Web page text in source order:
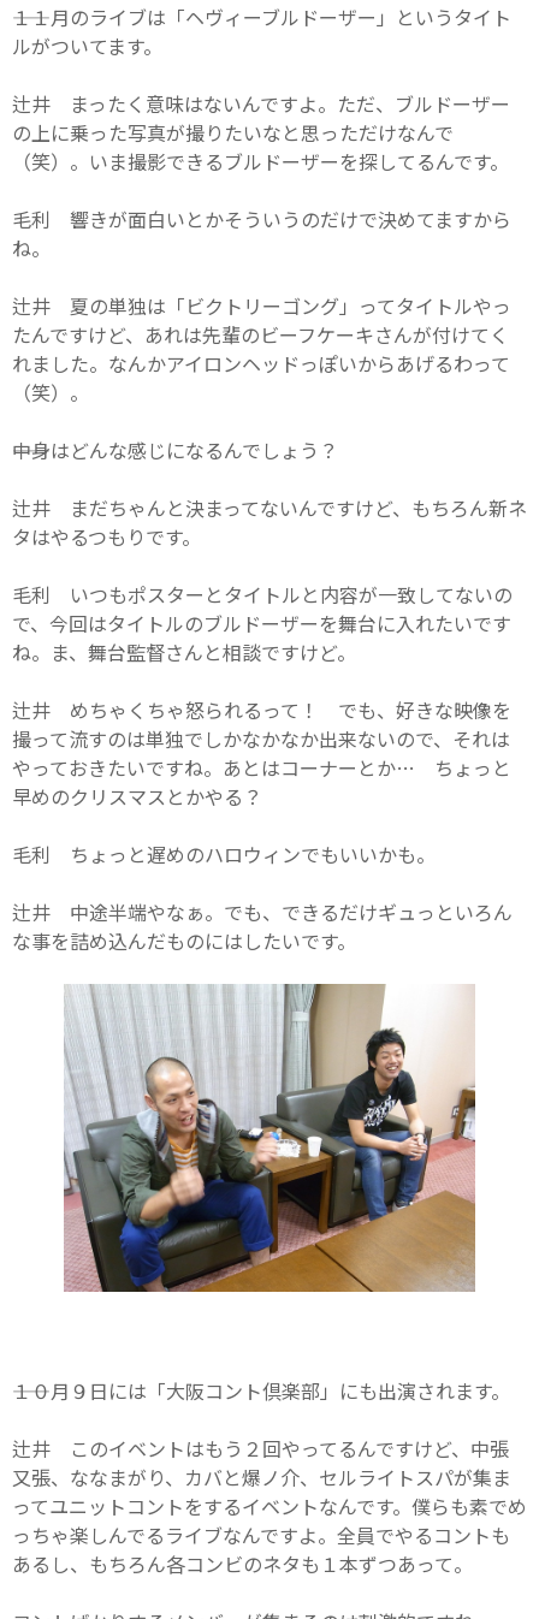
――１１月のライブは「ヘヴィーブルドーザー」というタイト
ルがついてます。
辻井 まったく意味はないんですよ。ただ、ブルドーザー
の上に乗った写真が撮りたいなと思っただけなんで
（笑）。いま撮影できるブルドーザーを探してるんです。
毛利 響きが面白いとかそういうのだけで決めてますから
ね。
辻井 夏の単独は「ビクトリーゴング」ってタイトルやっ
たんですけど、あれは先輩のビーフケーキさんが付けてく
れました。なんかアイロンヘッドっぽいからあげるわって
（笑）。
――中身はどんな感じになるんでしょう？
辻井 まだちゃんと決まってないんですけど、もちろん新ネ
タはやるつもりです。
毛利 いつもポスターとタイトルと内容が一致してないの
で、今回はタイトルのブルドーザーを舞台に入れたいです
ね。ま、舞台監督さんと相談ですけど。
辻井 めちゃくちゃ怒られるって！ でも、好きな映像を
撮って流すのは単独でしかなかなか出来ないので、それは
やっておきたいですね。あとはコーナーとか… ちょっと
早めのクリスマスとかやる？
毛利 ちょっと遅めのハロウィンでもいいかも。
辻井 中途半端やなぁ。でも、できるだけギュっといろん
な事を詰め込んだものにはしたいです。
――１０月９日には「大阪コント倶楽部」にも出演されます。
辻井 このイベントはもう２回やってるんですけど、中張
又張、ななまがり、カバと爆ノ介、セルライトスパが集ま
ってユニットコントをするイベントなんです。僕らも素でめ
っちゃ楽しんでるライブなんですよ。全員でやるコントも
あるし、もちろん各コンビのネタも１本ずつあって。